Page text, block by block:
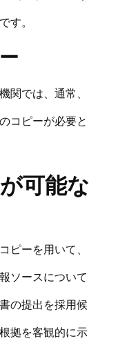
す。
関では、通常、
コピーが必要と
可能な
ピーを用いて、
ソースについて
の提出を採用候
拠を客観的に示